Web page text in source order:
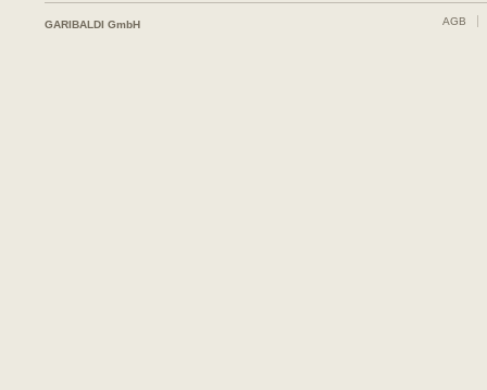
GARIBALDI GmbH AGB